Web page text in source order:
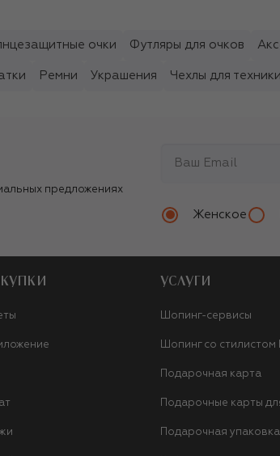
очки Футляры для очков
Ремни Украшения Чехлы для техники
предложениях
Женское
УСЛУГИ
Шопинг-сервисы
Шопинг со стилистом
Подарочная карта
Подарочные карты
Подарочная упаковка